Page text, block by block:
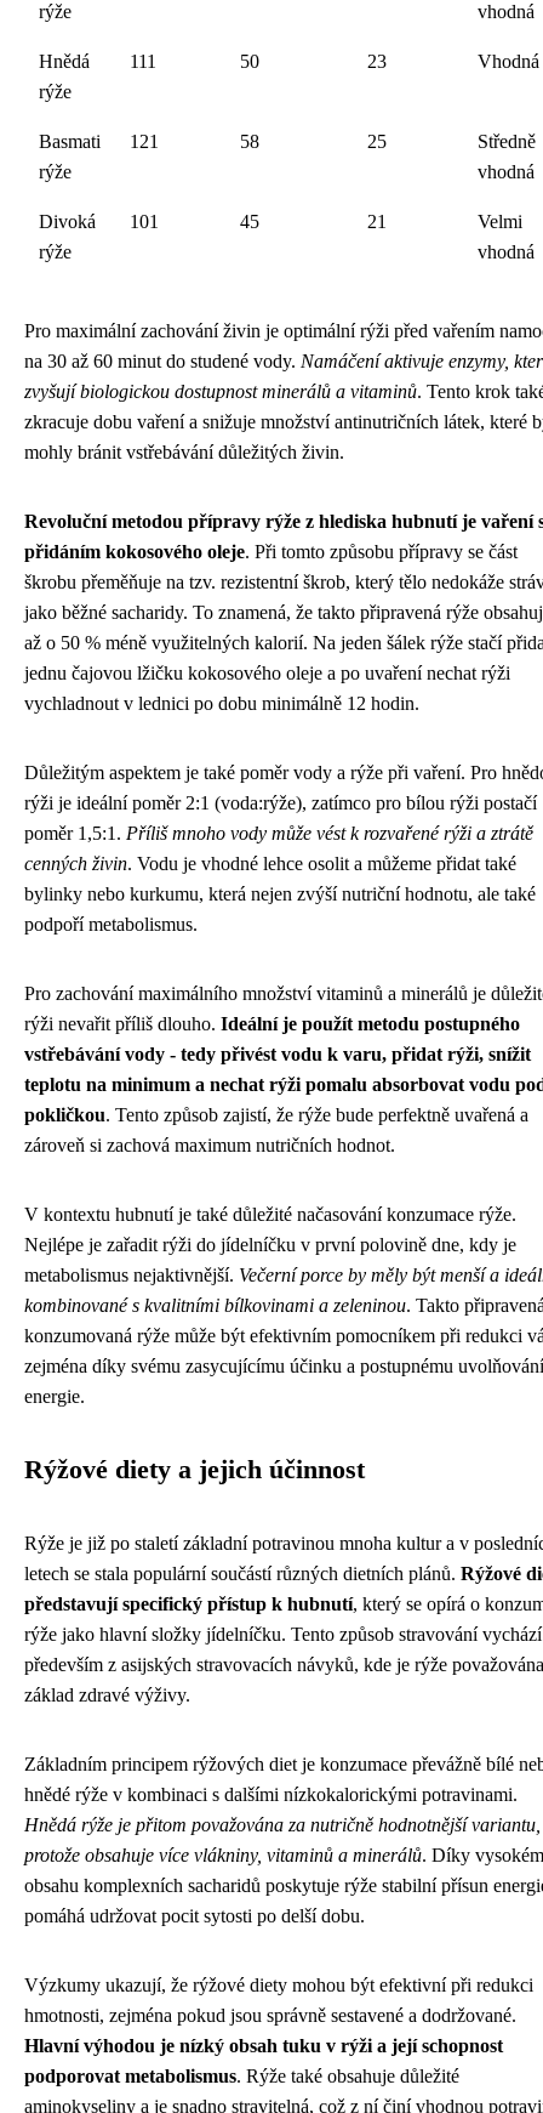
rýže
vhodná
Hnědá
rýže
111 50 23 Vhodná
Basmati
rýže
121 58 25
Středně
vhodná
Divoká
rýže
101 45 21
Velmi
vhodná
Pro maximální zachování živin je optimální rýži před vařením
na 30 až 60 minut do studené vody. Namáčení aktivuje enzymy,
zvyšují biologickou dostupnost minerálů a vitaminů. Tento krok
zkracuje dobu vaření a snižuje množství antinutričních látek, které
mohly bránit vstřebávání důležitých živin.
Revoluční metodou přípravy rýže z hlediska hubnutí je vaření
přidáním kokosového oleje. Při tomto způsobu přípravy se část
škrobu přeměňuje na tzv. rezistentní škrob, který tělo nedokáže
jako běžné sacharidy. To znamená, že takto připravená rýže
až o 50 % méně využitelných kalorií. Na jeden šálek rýže stačí
jednu čajovou lžičku kokosového oleje a po uvaření nechat rýži
vychladnout v lednici po dobu minimálně 12 hodin.
Důležitým aspektem je také poměr vody a rýže při vaření. Pro
rýži je ideální poměr 2:1 (voda:rýže), zatímco pro bílou rýži postačí
poměr 1,5:1. Příliš mnoho vody může vést k rozvařené rýži a ztrátě
cenných živin. Vodu je vhodné lehce osolit a můžeme přidat také
bylinky nebo kurkumu, která nejen zvýší nutriční hodnotu, ale také
podpoří metabolismus.
Pro zachování maximálního množství vitaminů a minerálů je
rýži nevařit příliš dlouho. Ideální je použít metodu postupného
vstřebávání vody - tedy přivést vodu k varu, přidat rýži, snížit
teplotu na minimum a nechat rýži pomalu absorbovat vodu
pokličkou. Tento způsob zajistí, že rýže bude perfektně uvařená a
zároveň si zachová maximum nutričních hodnot.
V kontextu hubnutí je také důležité načasování konzumace rýže.
Nejlépe je zařadit rýži do jídelníčku v první polovině dne, kdy je
metabolismus nejaktivnější. Večerní porce by měly být menší a
kombinované s kvalitními bílkovinami a zeleninou. Takto
konzumovaná rýže může být efektivním pomocníkem při redukci
zejména díky svému zasycujícímu účinku a postupnému uvolňování
energie.
Rýžové diety a jejich účinnost
Rýže je již po staletí základní potravinou mnoha kultur a v
letech se stala populární součástí různých dietních plánů. Rýžové
představují specifický přístup k hubnutí, který se opírá o
rýže jako hlavní složky jídelníčku. Tento způsob stravování vychází
především z asijských stravovacích návyků, kde je rýže
základ zdravé výživy.
Základním principem rýžových diet je konzumace převážně bílé
hnědé rýže v kombinaci s dalšími nízkokalorickými potravinami.
Hnědá rýže je přitom považována za nutričně hodnotnější variantu,
protože obsahuje více vlákniny, vitaminů a minerálů. Díky
obsahu komplexních sacharidů poskytuje rýže stabilní přísun
pomáhá udržovat pocit sytosti po delší dobu.
Výzkumy ukazují, že rýžové diety mohou být efektivní při redukci
hmotnosti, zejména pokud jsou správně sestavené a dodržované.
Hlavní výhodou je nízký obsah tuku v rýži a její schopnost
podporovat metabolismus. Rýže také obsahuje důležité
aminokyseliny a je snadno stravitelná, což z ní činí vhodnou